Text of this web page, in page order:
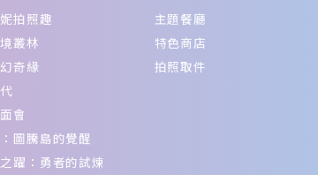
拍照趣
叢林
奇緣
會
圖騰島的覺醒
躍：勇者的試煉
主題餐廳
特色商店
拍照取件